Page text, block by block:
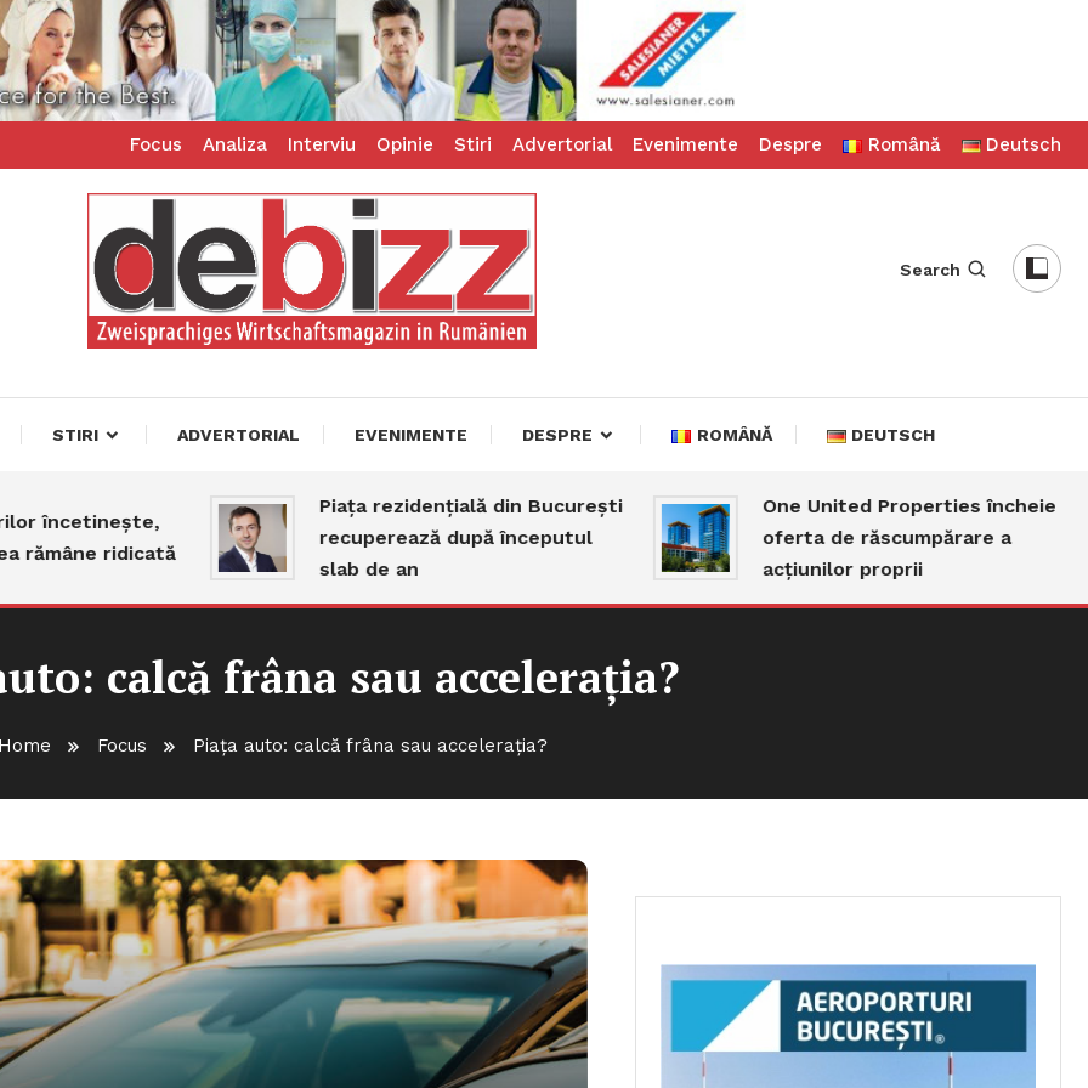
Focus Analiza Interviu Opinie Stiri Advertorial Evenimente Despre Română Deutsch
Search
STIRI ADVERTORIAL EVENIMENTE DESPRE ROMÂNĂ DEUTSCH
ridicată
Piața rezidențială din București
recuperează după începutul
slab de an
One United Properties încheie
oferta de răscumpărare a
acțiunilor proprii
calcă frâna sau accelerația?
Home Focus Piața auto: calcă frâna sau accelerația?